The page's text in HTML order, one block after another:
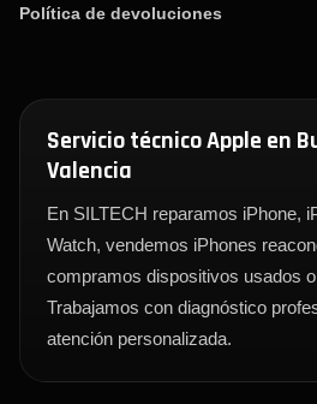
Política de devoluciones
Servicio técnico Apple en
Valencia
En SILTECH reparamos iPhone,
Watch, vendemos iPhones
compramos dispositivos usados
Trabajamos con diagnóstico
atención personalizada.